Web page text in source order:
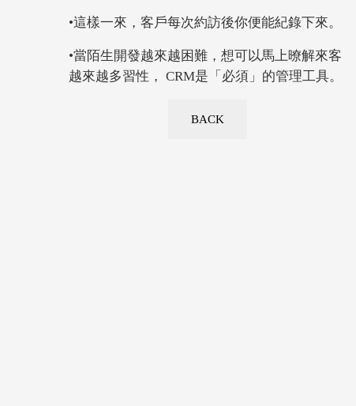
•這樣一來，客戶每次約訪後你便能紀錄下來。
•當陌生開發越來越困難，想可以馬上暸解來客
越來越多習性， CRM是「必須」的管理工具。
BACK